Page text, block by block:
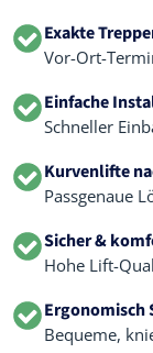
Exakte
Vor-Ort-
Einfache
Schneller
Kurvenlifte
Passgenaue
Sicher &
Hohe Lift-
Ergonomisch
Bequeme,